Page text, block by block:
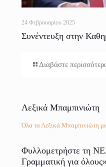
24 Φεβρουαρίου 2025
Συνέντευξη στην
Διαβάστε
Λεξικά Μπαμπινιώτη
Όλα τα Λεξικά Μπαμπινιώτη
Φυλλομετρήστε τη
Γραμματική για όλους»